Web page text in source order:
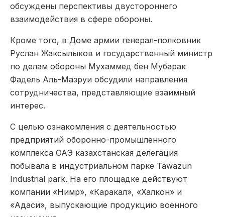
обсуждены перспективы двустороннего
взаимодействия в сфере обороны.
Кроме того, в Доме армии генерал-полковник
Руслан Жаксылыков и государственный министр
по делам обороны Мухаммед бен Мубарак
Фадель Аль-Мазруи обсудили направления
сотрудничества, представляющие взаимный
интерес.
С целью ознакомления с деятельностью
предприятий оборонно-промышленного
комплекса ОАЭ казахстанская делегация
побывала в индустриальном парке Tawazun
Industrial park. На его площадке действуют
компании «Нимр», «Каракал», «Халкон» и
«Адаси», выпускающие продукцию военного